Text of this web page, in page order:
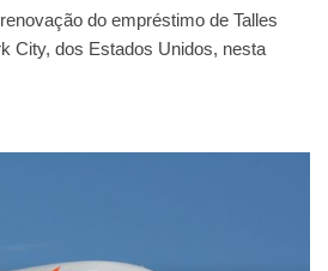
do empréstimo de Talles
City, dos Estados Unidos, nesta